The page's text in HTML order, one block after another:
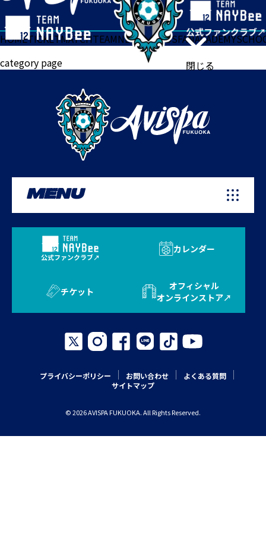
閉じる
HOMETICKETMATCHTEAMNEWSGOODSFANACADEMY
category page
MENU
公式ファンクラブ
カレンダー
チケット
オフィシャル
オンラインストア
プライバシーポリシー お問い合わせ
よくある質問
サイトマップ
© 2026 AVISPA FUKUOKA. All Rights Reserved.